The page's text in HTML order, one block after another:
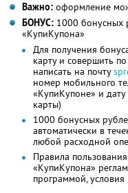
Важно: оформление
БОНУС: 1000 бонусных
«КупиКупона»
Для получения
карту и совершить
написать на почту
номер мобильного
«КупиКупоне» и
карты)
1000 бонусных
автоматически в
любой расходной
Правила
«КупиКупона»
программой,